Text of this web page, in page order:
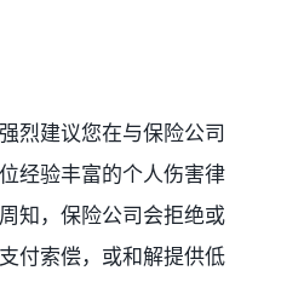
烈建议您在与保险公司
经验丰富的个人伤害律
知，保险公司会拒绝或
付索偿，或和解提供低